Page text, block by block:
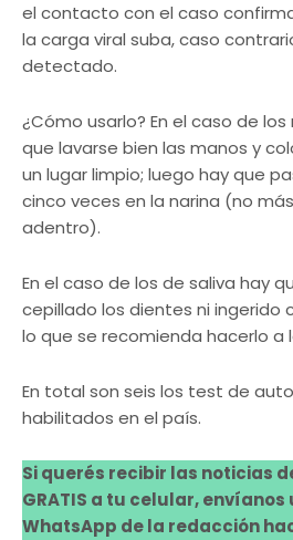
el contacto con el caso
la carga viral suba, caso
detectado.
¿Cómo usarlo? En el caso de
que lavarse bien las manos y
un lugar limpio; luego hay que
cinco veces en la narina (no
adentro).
En el caso de los de saliva hay
cepillado los dientes ni ingerido
lo que se recomienda hacerlo a
En total son seis los test de
habilitados en el país.
Si querés recibir las noticias
GRATIS a tu celular,
WhatsApp de la redacción